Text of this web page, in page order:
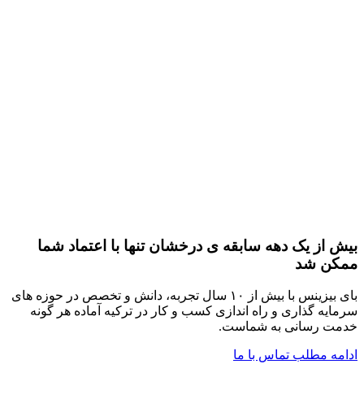
بیش از یک دهه سابقه ی درخشان تنها با اعتماد شما
ممکن شد
بای بیزینس با بیش از ۱۰ سال تجربه، دانش و تخصص در حوزه های
سرمایه گذاری و راه اندازی کسب و کار در ترکیه آماده هر گونه
خدمت رسانی به شماست.
ادامه مطلب تماس با ما